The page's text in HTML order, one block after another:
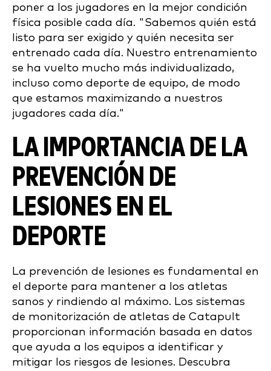
poner a los jugadores en la mejor condición
física posible cada día. "Sabemos quién está
listo para ser exigido y quién necesita ser
entrenado cada día. Nuestro entrenamiento
se ha vuelto mucho más individualizado,
incluso como deporte de equipo, de modo
que estamos maximizando a nuestros
jugadores cada día."
LA IMPORTANCIA DE LA
PREVENCIÓN DE
LESIONES EN EL
DEPORTE
La prevención de lesiones es fundamental en
el deporte para mantener a los atletas
sanos y rindiendo al máximo. Los sistemas
de monitorización de atletas de Catapult
proporcionan información basada en datos
que ayuda a los equipos a identificar y
mitigar los riesgos de lesiones. Descubra